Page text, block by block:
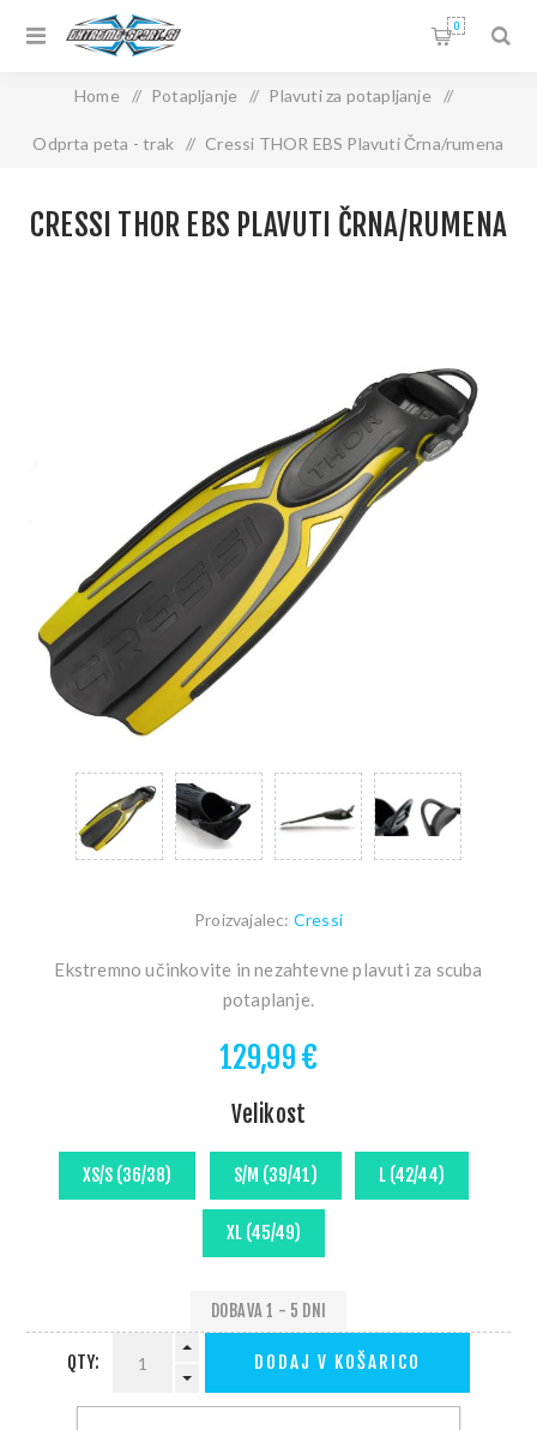
0
Home / Potapljanje / Plavuti za potapljanje /
Odprta peta - trak / Cressi THOR EBS Plavuti Črna/rumena
CRESSI THOR EBS PLAVUTI ČRNA/RUMENA
Proizvajalec: Cressi
Ekstremno učinkovite in nezahtevne plavuti za scuba
potaplanje.
129,99 €
Velikost
DOBAVA 1 - 5 DNI
QTY: DODAJ V KOŠARICO